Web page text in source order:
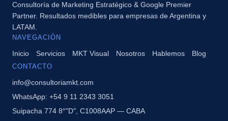
Consultoría de Marketing Estratégico & Google Premier
Partner. Resultados medibles para empresas de Argentina y
LATAM.
NAVEGACIÓN
Inicio Servicios MKT Visual Nosotros Hablemos Blog
CONTACTO
info@consultoriamkt.com
WhatsApp: +54 9 11 2343 3051
Suipacha 774 8°"D", C1008AAP — CABA